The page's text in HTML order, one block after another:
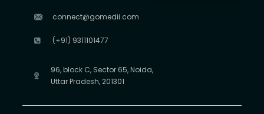
connect@gomedii.com
(+91) 9311101477
96, block C, Sector 65, Noida,
Uttar Pradesh, 201301